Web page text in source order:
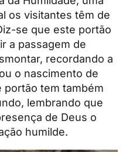
os visitantes têm de
se que este portão
a passagem de
recordando a
o nascimento de
portão tem também
lembrando que
de Deus o
humilde.